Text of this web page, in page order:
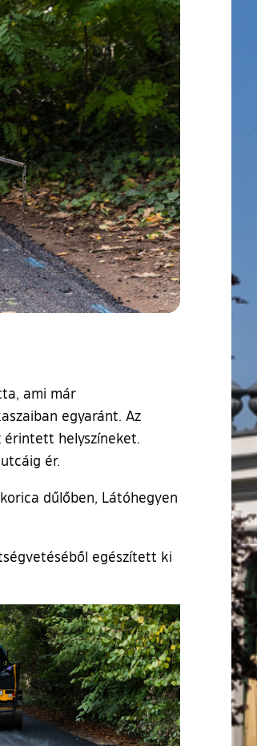
ami már
egyaránt. Az
helyszíneket.
ér.
dűlőben, Látóhegyen
egészített ki